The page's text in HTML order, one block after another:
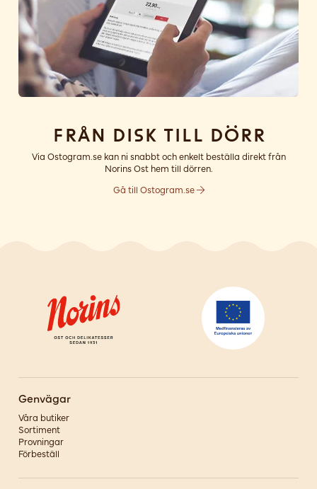
Från disk till dörr
Via Ostogram.se kan ni snabbt och enkelt beställa direkt från
Norins Ost hem till dörren.
Gå till Ostogram.se
Genvägar
Våra butiker
Sortiment
Provningar
Förbeställ